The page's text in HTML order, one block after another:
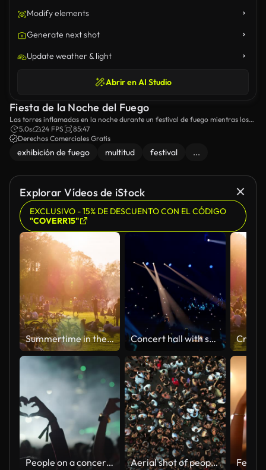
Modify elements
Generate next shot
Update weather & light
Abrir en AI Studio
Fiesta de la Noche del Fuego
Las torres inflamadas en la noche durante un festival de fuego mientras los
asistentes se reúnen para observar.
5.0s 24 FPS
85:47
Derechos Comerciales Gratis
exhibición de fuego multitud festival ...
Explorar Vídeos de iStock
EXCLUSIVO - 15% DE DESCUENTO CON EL CÓDIGO
"COVERR15"
Summertime in the Park Concert hall with spectators
People on a concert forming herat shapes with their hands. Aerial shot of people at a concert